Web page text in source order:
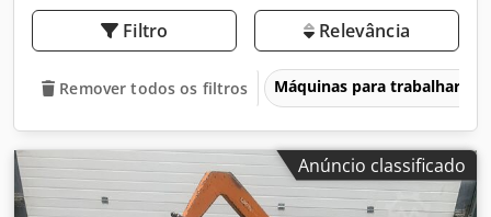
Filtro Relevância
Remover todos os filtros Máquinas para trabalhar
Anúncio classificado